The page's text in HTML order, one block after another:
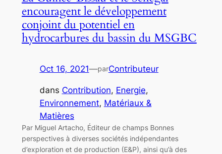
encouragent le développement
conjoint du potentiel en
hydrocarbures du bassin du MSGBC
Oct 16, 2021—parContributeur
dans Contribution, Energie
Environnement, Matériaux &
Matières
Par Miguel Artacho, Éditeur de champs Bonnes
perspectives à diverses sociétés indépendantes
d’exploration et de production (E&P), ainsi qu’à des